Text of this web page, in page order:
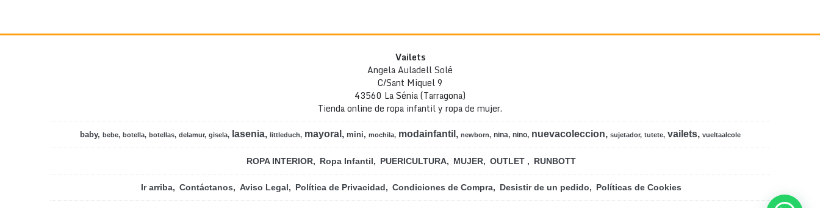
Vailets
Angela Auladell Solé
C/Sant Miquel 9
43560 La Sénia (Tarragona)
Tienda online de ropa infantil y ropa de mujer.
baby bebe botella botellas delamur gisela lasenia littleduch mayoral mini mochila modainfantil newborn nina nino nuevacoleccion sujetador tutete vailets vueltaalcole
ROPA INTERIOR Ropa Infantil PUERICULTURA MUJER OUTLET RUNBOTT
Ir arriba Contáctanos Aviso Legal Política de Privacidad Condiciones de Compra Desistir de un pedido Políticas de Cookies